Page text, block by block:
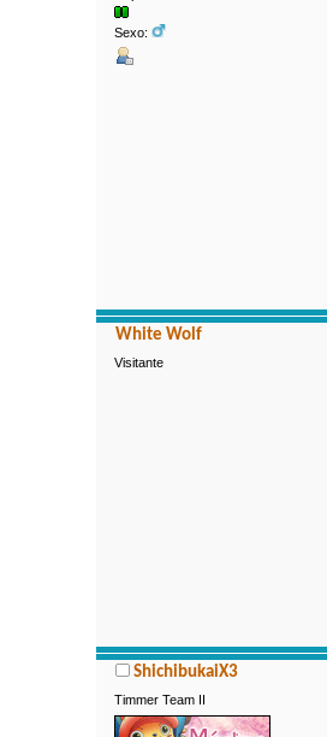
Sexo:
White Wolf
Visitante
ShichibukaiX3
Timmer Team II